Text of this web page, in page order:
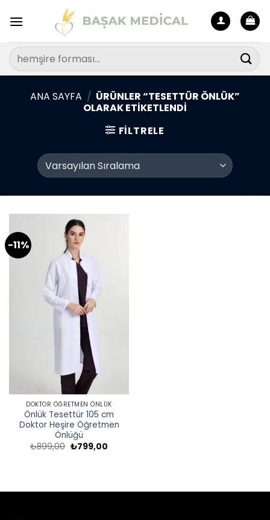
atla
Ara:
ANA SAYFA / ÜRÜNLER “TESETTÜR ÖNLÜK”
OLARAK ETIKETLENDI
FILTRELE
-11%
DOKTOR ÖĞRETMEN ÖNLÜK
Önlük Tesettür 105 cm
Doktor Heşire Öğretmen
Önlüğü
₺899,00 Orijinal
₺799,00Şu